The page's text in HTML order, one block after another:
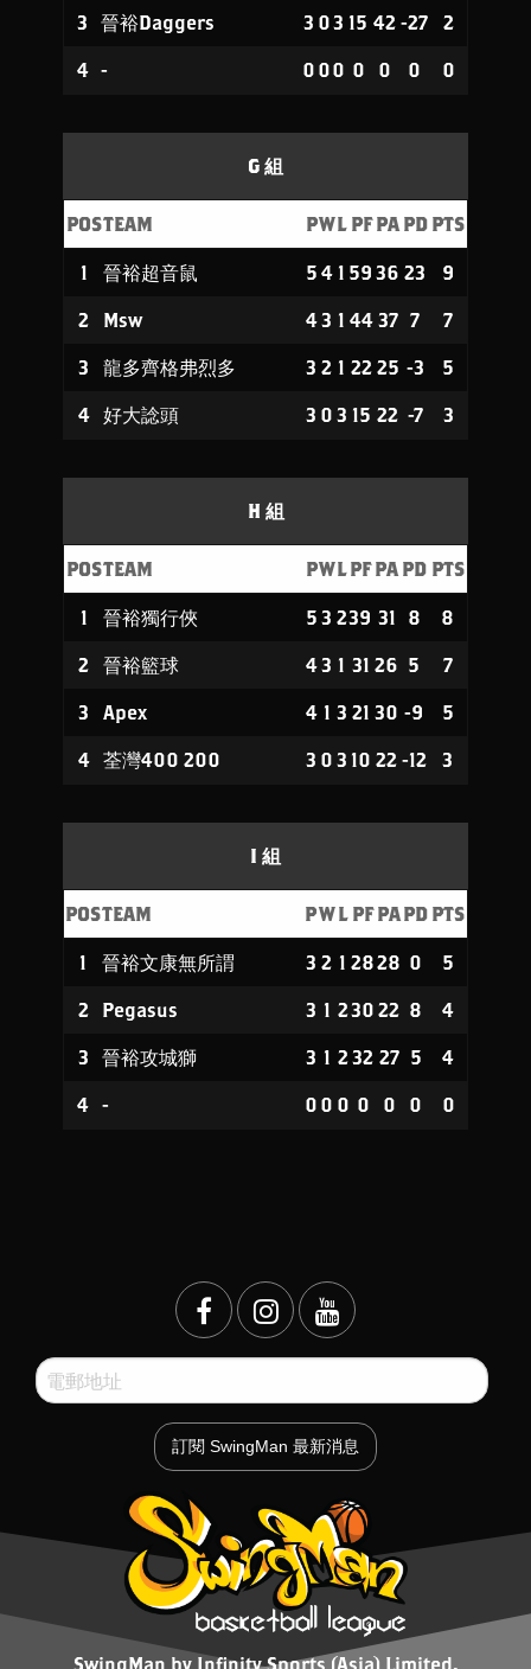
3 晉裕Daggers 3 03 15 42 -27 2
4 - 0 00 0 0 0 0
G 組
POSTEAM PWL PF PA PD PTS
1 晉裕超音鼠 5 4 1 59 36 23 9
2 Msw 43 1 44 37 7 7
3 龍多齊格弗烈多 3 2 1 22 25 -3 5
4 好大諗頭 3 0 3 15 22 -7 3
H 組
POSTEAM PWL PF PA PD PTS
1 晉裕獨行俠 5 3 239 31 8 8
2 晉裕籃球 43 1 31 26 5 7
3 Apex 4 1 3 21 30 -9 5
4 荃灣400 200 3 0 3 10 22 -12 3
I 組
POSTEAM PWL PF PAPD PTS
1 晉裕文康無所謂 3 2 1 2828 0 5
2 Pegasus 3 1 230 22 8 4
3 晉裕攻城獅 3 1 232 27 5 4
4 - 0 0 0 0 0 0 0
SwingMan by Infinity Sports (Asia) Limited.